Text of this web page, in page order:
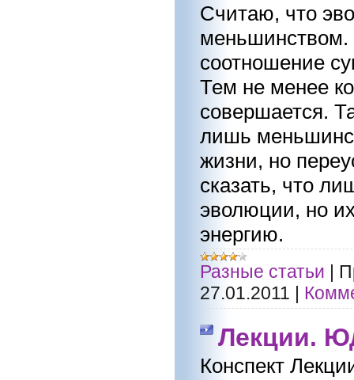
Считаю, что
меньшинством.
соотношение
Тем не менее
совершается.
лишь
жизни, но
сказать, что
эволюции, но
энергию.
Разные статьи |
27.01.2011 |
Лекции.
Конспект